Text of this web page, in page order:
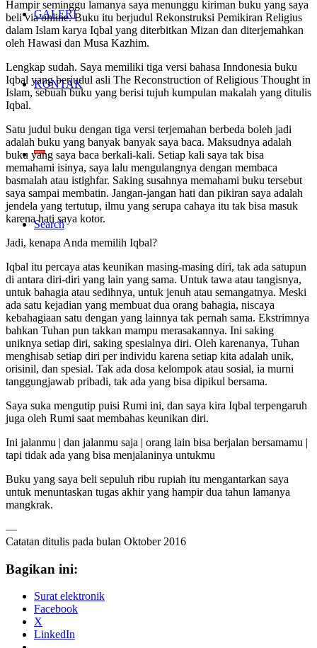
GALERI
KONTAK
Search
Hampir seminggu lamanya saya menunggu kiriman buku yang saya
beli via online. Buku itu berjudul Rekonstruksi Pemikiran Religius
dalam Islam karya Iqbal yang diterbitkan Mizan dan diterjemahkan
oleh Hawasi dan Musa Kazhim.
Lengkap sudah. Saya memiliki tiga versi bahasa Inndonesia buku
Iqbal yang berjudul asli The Reconstruction of Religious Thought in
Islam, sebuah buku yang berisi tujuh kumpulan makalah yang ditulis
Iqbal.
Satu judul buku dengan tiga versi terjemahan berbeda boleh jadi
adalah buku yang banyak banyak saya baca. Maksudnya adalah
buku yang saya baca berkali-kali. Setiap kali saya tak bisa
memahami isinya, saya lalu mengulangnya dengan membaca
basmalah atau istighfar. Saking susahnya memahami buku tersebut
saya sampai membatin. Jangan-jangan hati dan pikiran saya adalah
jendela yang tertutup, ilmu yang serupa cahaya itu tak bisa masuk
karena hati saya kotor.
Jadi, kenapa Anda memilih Iqbal?
Iqbal itu percaya atas keunikan masing-masing diri, tak ada satupun
di antara diri-diri yang lain yang sama. Untuk tawa atau tangisnya,
untuk bahagia atau sedihnya, untuk jenuh atau semangatnya. Meski
ada satu kejadian yang membuat dua orang bahagia, niscaya
kebahagiaan satu dengan yang lainnya tak pernah sama. Ekstrimnya
bahkan Tuhan pun takkan mampu merasakannya. Ini saking
uniknya setiap diri, saking spesialnya diri. Oleh karenanya, Tuhan
menghisab setiap diri per individu karena setiap kita adalah unik,
orisinil, dan spesial. Tak ada dosa kelompok atau sosial, ia murni
tanggungjawab pribadi, tak ada yang bisa dipikul bersama.
Saya suka mengutip puisi Rumi ini, dan saya kira Iqbal terpengaruh
juga oleh Rumi saat membahas keunikan diri.
Ini jalanmu | dan jalanmu saja | orang lain bisa berjalan bersamamu |
tapi tidak ada yang bisa menjalaninya untukmu
Buku yang saya beli sepuluh ribu rupiah itu mengantarkan saya
untuk menuntaskan tugas akhir yang hampir dua tahun lamanya
mangkrak.
—
Catatan ditulis pada bulan Oktober 2016
Bagikan ini:
Surat elektronik
Facebook
X
LinkedIn